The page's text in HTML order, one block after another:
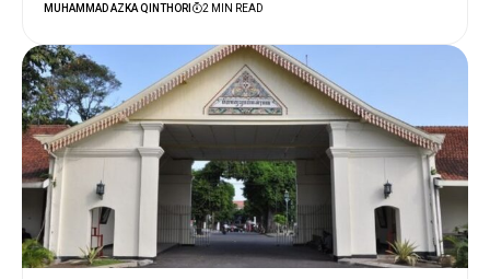
MUHAMMAD AZKA QINTHORI 2 MIN READ